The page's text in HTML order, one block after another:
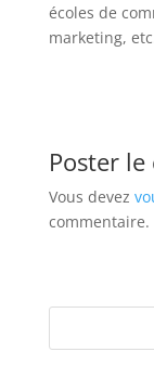
écoles de
marketing,
Poster
Vous devez
commentaire.